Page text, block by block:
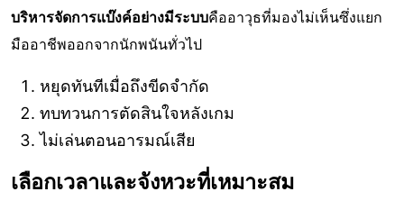
บริหารจัดการแบ๊งค์อย่างมีระบบคืออาวุธที่มองไม่เห็นซึ่งแยก
มืออาชีพออกจากนักพนันทั่วไป
หยุดทันทีเมื่อถึงขีดจำกัด
ทบทวนการตัดสินใจหลังเกม
ไม่เล่นตอนอารมณ์เสีย
เลือกเวลาและจังหวะที่เหมาะสม